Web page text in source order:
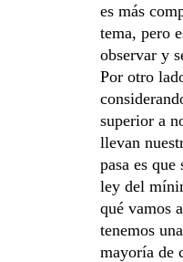
es más
tema, pero
observar y
Por otro
superior a
llevan
pasa es
ley del
qué vamos
tenemos
mayoría de